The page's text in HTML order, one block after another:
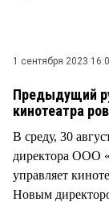
1 сентября 2023
Предыдущий
кинотеатра
В среду, 30
директора ООО
управляет
Новым